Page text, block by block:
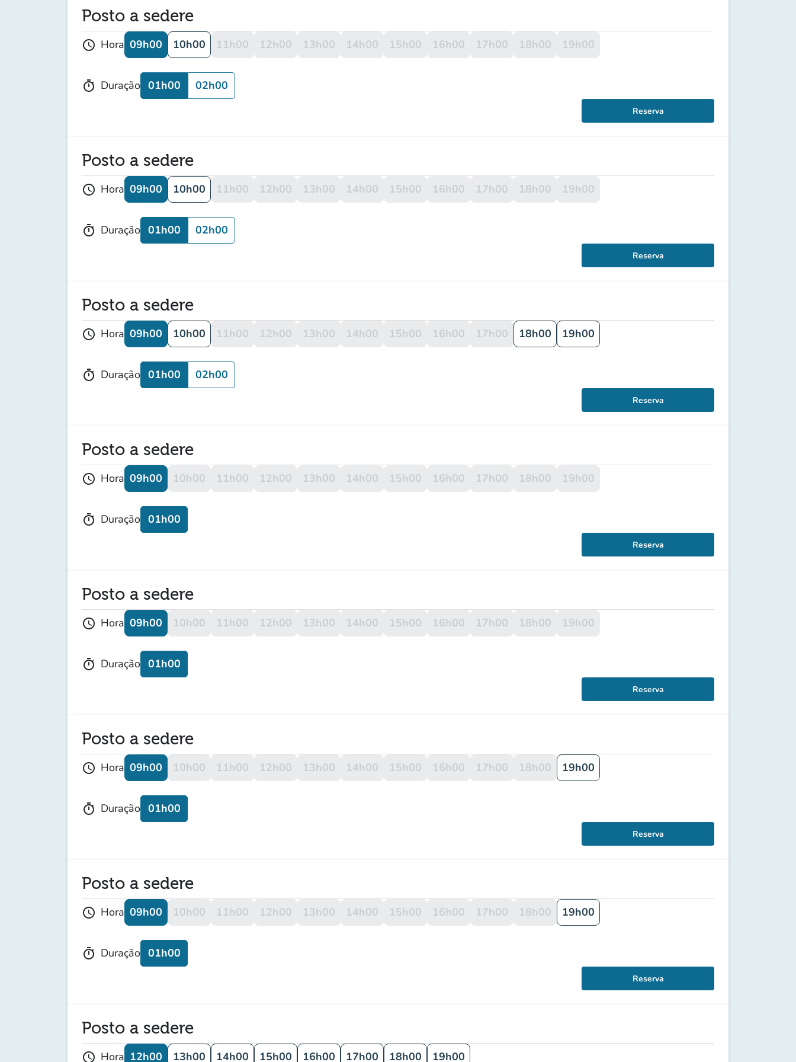
Posto a sedere
schedule Hora 09h00 10h00 11h00 12h00 13h00 14h00 15h00 16h00 17h00 18h00 19h00
timer Duração 01h00 02h00
Reserva
Posto a sedere
schedule Hora 09h00 10h00 11h00 12h00 13h00 14h00 15h00 16h00 17h00 18h00 19h00
timer Duração 01h00 02h00
Reserva
Posto a sedere
schedule Hora 09h00 10h00 11h00 12h00 13h00 14h00 15h00 16h00 17h00 18h00 19h00
timer Duração 01h00 02h00
Reserva
Posto a sedere
schedule Hora 09h00 10h00 11h00 12h00 13h00 14h00 15h00 16h00 17h00 18h00 19h00
timer Duração 01h00
Reserva
Posto a sedere
schedule Hora 09h00 10h00 11h00 12h00 13h00 14h00 15h00 16h00 17h00 18h00 19h00
timer Duração 01h00
Reserva
Posto a sedere
schedule Hora 09h00 10h00 11h00 12h00 13h00 14h00 15h00 16h00 17h00 18h00 19h00
timer Duração 01h00
Reserva
Posto a sedere
schedule Hora 09h00 10h00 11h00 12h00 13h00 14h00 15h00 16h00 17h00 18h00 19h00
timer Duração 01h00
Reserva
Posto a sedere
schedule Hora 12h00 13h00 14h00 15h00 16h00 17h00 18h00 19h00